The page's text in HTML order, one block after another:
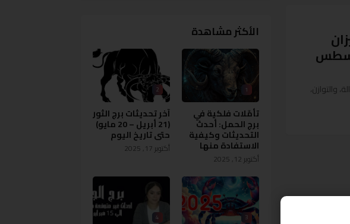
عليه حتى 6 أغسطس
والتوازن،
الأكثر مشاهدة
1
تأمّلات فلكية في
برج الحمل: أحدث
التحديثات وكيفية
الاستفادة منها
أكتوبر 12, 2025
2
آخر تحديثات برج الثور
(21 أبريل – 20 مايو)
حتى تاريخ اليوم
أكتوبر 17, 2025
3
4